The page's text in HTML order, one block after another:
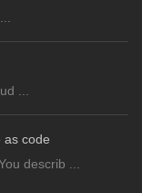
...
as code
describ ...